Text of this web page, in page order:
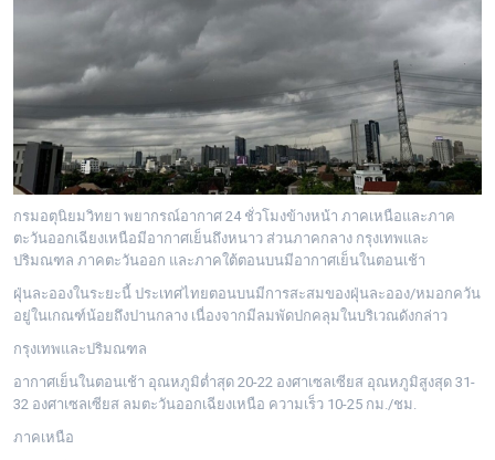
กรมอตุนิยมวิทยา พยากรณ์อากาศ 24 ชั่วโมงข้างหน้า ภาคเหนือและภาค
ตะวันออกเฉียงเหนือมีอากาศเย็นถึงหนาว ส่วนภาคกลาง กรุงเทพและ
ปริมณฑล ภาคตะวันออก และภาคใต้ตอนบนมีอากาศเย็นในตอนเช้า
ฝุ่นละอองในระยะนี้ ประเทศไทยตอนบนมีการสะสมของฝุ่นละออง/หมอกควัน
อยู่ในเกณฑ์น้อยถึงปานกลาง เนื่องจากมีลมพัดปกคลุมในบริเวณดังกล่าว
กรุงเทพและปริมณฑล
อากาศเย็นในตอนเช้า อุณหภูมิต่ำสุด 20-22 องศาเซลเซียส อุณหภูมิสูงสุด 31-
32 องศาเซลเซียส ลมตะวันออกเฉียงเหนือ ความเร็ว 10-25 กม./ชม.
ภาคเหนือ